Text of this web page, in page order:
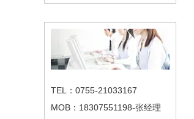
TEL：0755-21033167
MOB：18307551198-张经理